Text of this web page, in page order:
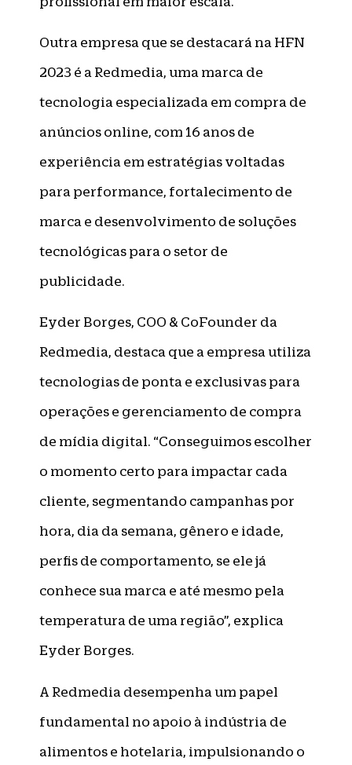
Outra empresa que se destacará na HFN
2023 é a Redmedia, uma marca de
tecnologia especializada em compra de
anúncios online, com 16 anos de
experiência em estratégias voltadas
para performance, fortalecimento de
marca e desenvolvimento de soluções
tecnológicas para o setor de
publicidade.
Eyder Borges, COO & CoFounder da
Redmedia, destaca que a empresa utiliza
tecnologias de ponta e exclusivas para
operações e gerenciamento de compra
de mídia digital. “Conseguimos escolher
o momento certo para impactar cada
cliente, segmentando campanhas por
hora, dia da semana, gênero e idade,
perfis de comportamento, se ele já
conhece sua marca e até mesmo pela
temperatura de uma região”, explica
Eyder Borges.
A Redmedia desempenha um papel
fundamental no apoio à indústria de
alimentos e hotelaria, impulsionando o